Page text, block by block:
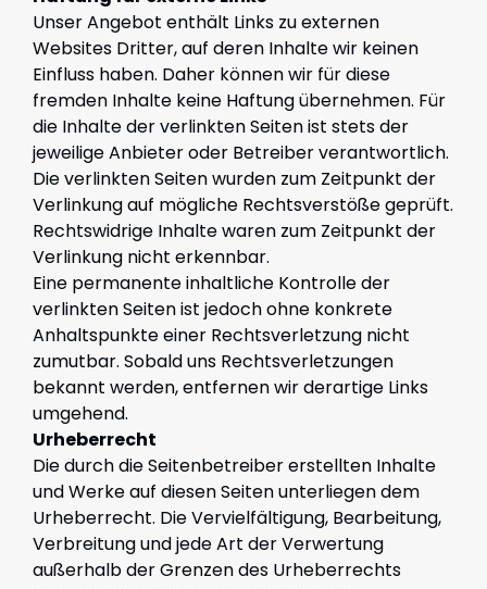
Unser Angebot enthält Links zu externen
Websites Dritter, auf deren Inhalte wir keinen
Einfluss haben. Daher können wir für diese
fremden Inhalte keine Haftung übernehmen. Für
die Inhalte der verlinkten Seiten ist stets der
jeweilige Anbieter oder Betreiber verantwortlich.
Die verlinkten Seiten wurden zum Zeitpunkt der
Verlinkung auf mögliche Rechtsverstöße geprüft.
Rechtswidrige Inhalte waren zum Zeitpunkt der
Verlinkung nicht erkennbar.
Eine permanente inhaltliche Kontrolle der
verlinkten Seiten ist jedoch ohne konkrete
Anhaltspunkte einer Rechtsverletzung nicht
zumutbar. Sobald uns Rechtsverletzungen
bekannt werden, entfernen wir derartige Links
umgehend.
Urheberrecht
Die durch die Seitenbetreiber erstellten Inhalte
und Werke auf diesen Seiten unterliegen dem
Urheberrecht. Die Vervielfältigung, Bearbeitung,
Verbreitung und jede Art der Verwertung
außerhalb der Grenzen des Urheberrechts